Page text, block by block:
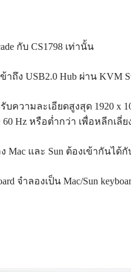
กับ CS1798 เท่านั้น
าถึง USB2.0 Hub ผ่าน KVM
รับความละเอียดสูงสุด 1920
60 Hz หรือต่ำกว่า เพื่อหลีกเ
Mac และ Sun ต้องเข้ากันได้
จำลองเป็น Mac/Sun